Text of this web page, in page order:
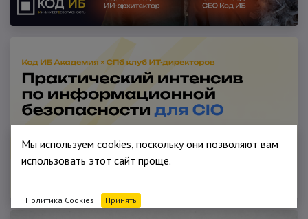
Мы используем cookies, поскольку они позволяют вам
использовать этот сайт проще.
Политика Cookies Принять